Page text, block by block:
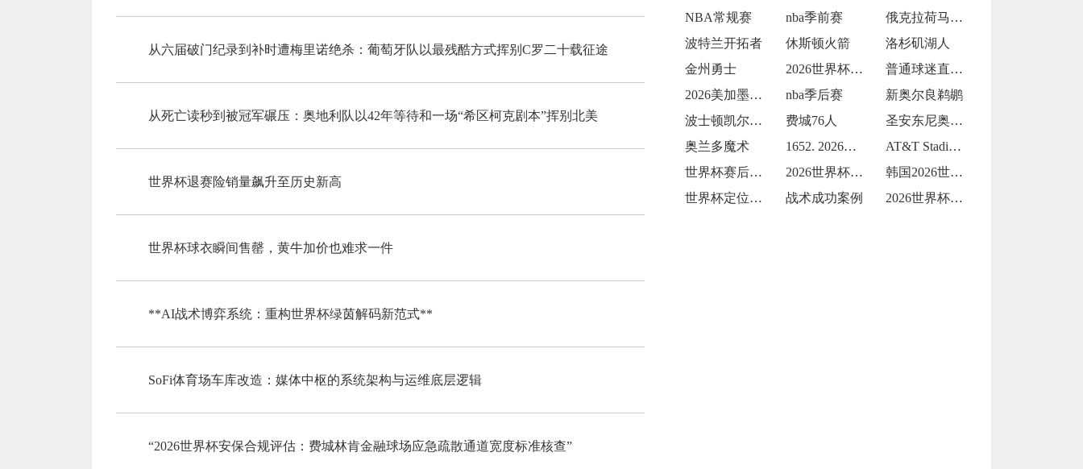
从六届破门纪录到补时遭梅里诺绝杀：葡萄牙队以最残酷方式挥别C罗二十载征途
从死亡读秒到被冠军碾压：奥地利队以42年等待和一场“希区柯克剧本”挥别北美
世界杯退赛险销量飙升至历史新高
世界杯球衣瞬间售罄，黄牛加价也难求一件
**AI战术博弈系统：重构世界杯绿茵解码新范式**
SoFi体育场车库改造：媒体中枢的系统架构与运维底层逻辑
“2026世界杯安保合规评估：费城林肯金融球场应急疏散通道宽度标准核查”
NBA常规赛
nba季前赛
俄克拉荷马雷霆
波特兰开拓者
休斯顿火箭
洛杉矶湖人
金州勇士
2026世界杯转播收费过高
普通球迷直呼看不起
2026美加墨世界杯决赛场地提前封闭维护
nba季后赛
新奥尔良鹈鹕
波士顿凯尔特人
费城76人
圣安东尼奥马刺
奥兰多魔术
1652. 2026世界杯：Levi's
AT&T Stadium从橄榄球到足球的
世界杯赛后球迷放生黄鳝钻裤腿
2026世界杯两黄变一红：裁判尺度引发巨
韩国2026世界杯首战能否延续不败？
世界杯定位球战术运用成效显著
战术成功案例 2026世界杯黑马逆袭的战术借鉴